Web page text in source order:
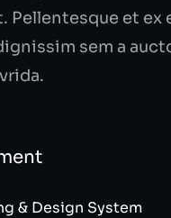
Pellentesque et ex
sem a
& Design System